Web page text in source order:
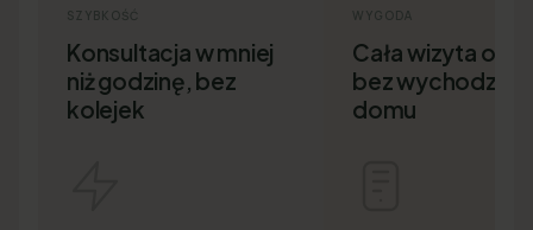
SZYBKOŚĆ
Konsultacja w mniej
niż godzinę, bez
kolejek
WYGODA
Cała wizyta
bez
domu